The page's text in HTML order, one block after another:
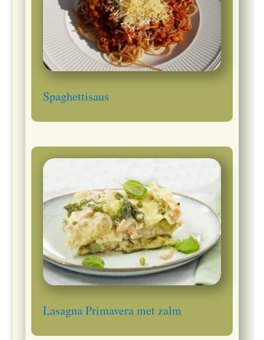
Spaghettisaus
Lasagna Primavera met zalm